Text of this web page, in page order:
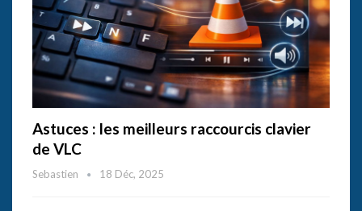
Astuces : les meilleurs raccourcis clavier
de VLC
Sebastien 18 Déc, 2025